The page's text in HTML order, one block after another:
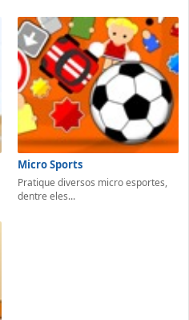
Micro Sports
Pratique diversos micro esportes,
dentre eles...